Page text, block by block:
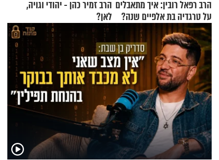
הרב רפאל רובין: איך מתאבלים
על טרגדיה בת אלפיים שנה?
הרב זמיר כהן - יהודי וגויה,
לאן?